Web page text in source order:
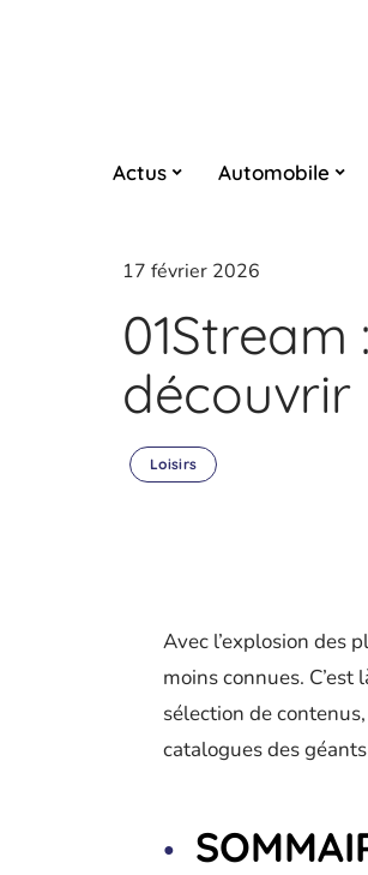
Actus Automobile
17 février 2026
découvrir
Loisirs
Avec l’explosion des
moins connues.
sélection de
catalogues des